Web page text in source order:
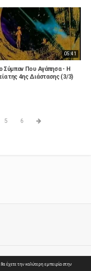
θα έχετε την καλύτερη εμπειρία στην
05:41
Σύμπαν Που Αγάπησα - Η
της 4ης Διάστασης (3/3)
5 6